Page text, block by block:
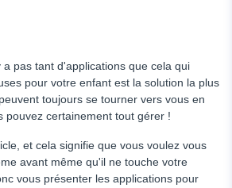
pas tant d'applications que cela qui
pour votre enfant est la solution la plus
toujours se tourner vers vous en
pouvez certainement tout gérer !
et cela signifie que vous voulez vous
avant même qu'il ne touche votre
vous présenter les applications pour